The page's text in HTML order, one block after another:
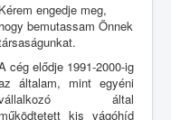
Kérem engedje meg,
hogy bemutassam Önnek
cég elődje 1991-2000-ig
általam, mint egyéni
által
működtetett kis vágóhíd